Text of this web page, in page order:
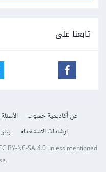
تابعنا على
عن أكاديمية حسوب
إرشادات الاستخدام
CC BY-NC-SA 4.0unless mentioned